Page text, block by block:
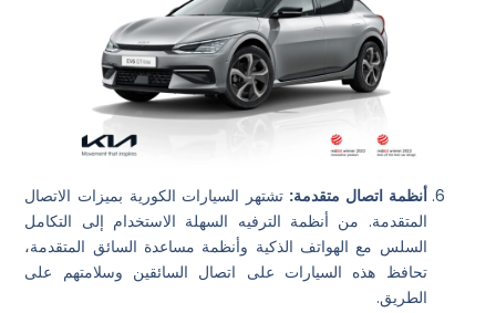
أنظمة اتصال متقدمة: تشتهر السيارات الكورية بميزات الاتصال
المتقدمة. من أنظمة الترفيه السهلة الاستخدام إلى التكامل
السلس مع الهواتف الذكية وأنظمة مساعدة السائق المتقدمة،
تحافظ هذه السيارات على اتصال السائقين وسلامتهم على
الطريق.